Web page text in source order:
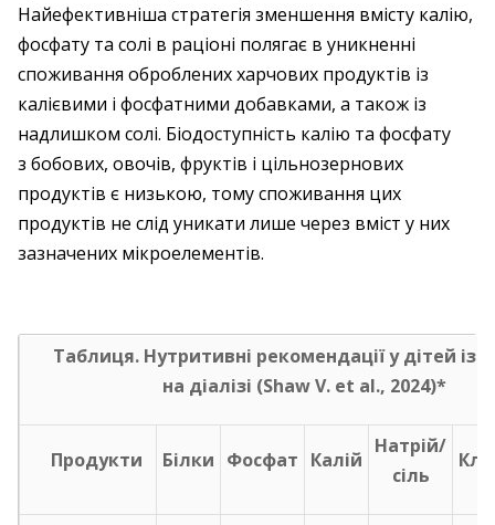
Найефективніша стратегія зменшення вмісту калію,
фосфату та солі в раціоні полягає в уникненні
споживання оброблених харчових продуктів із
каліє­вими і фосфатними добавками, а також із
надлишком солі. Біодоступність калію та фосфату
з бобових, овочів, фруктів і цільнозернових
продуктів є низькою, тому споживання цих
продуктів не слід уникати лише через вміст у них
зазначених мікроелементів.
Таблиця. Нутритивні рекомендації у дітей із
на діалізі (Shaw V. et al., 2024)*
Продукти Білки Фосфат Калій
Натрій/
сіль